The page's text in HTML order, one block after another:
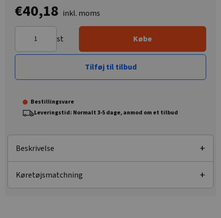
€40,18 inkl. moms
st Købe
Tilføj til tilbud
Bestillingsvare
Leveringstid: Normalt 3-5 dage, anmod om et tilbud
Beskrivelse
Køretøjsmatchning